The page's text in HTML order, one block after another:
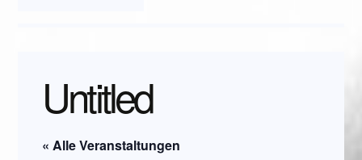
Untitled
« Alle Veranstaltungen